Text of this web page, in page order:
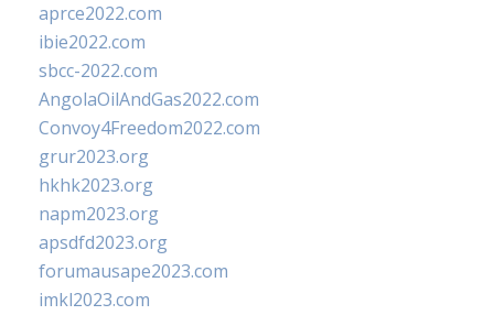
aprce2022.com
ibie2022.com
sbcc-2022.com
AngolaOilAndGas2022.com
Convoy4Freedom2022.com
grur2023.org
hkhk2023.org
napm2023.org
apsdfd2023.org
forumausape2023.com
imkl2023.com